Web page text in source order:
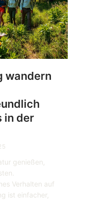
wandern
in der
genießen,
Verhalten auf
ist einfacher,